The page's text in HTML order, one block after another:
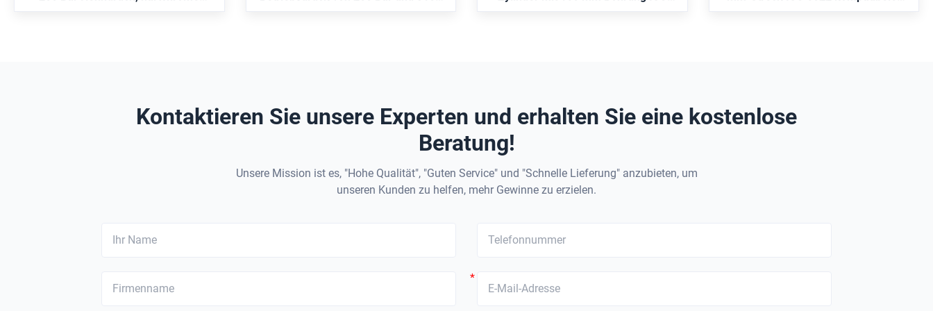
Industriemaschinen und Bergbaugeräte.
Kontaktieren Sie unsere Experten und erhalten Sie eine kostenlose
Beratung!
Unsere Mission ist es, "Hohe Qualität", "Guten Service" und "Schnelle Lieferung" anzubieten, um
unseren Kunden zu helfen, mehr Gewinne zu erzielen.
*